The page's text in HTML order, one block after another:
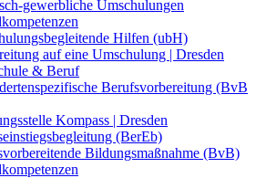
gewerbliche Umschulungen
Hilfen (ubH)
auf eine Umschulung | Dresden
& Beruf
Berufsvorbereitung (BvB
Kompass | Dresden
(BerEb)
Bildungsmaßnahme (BvB)